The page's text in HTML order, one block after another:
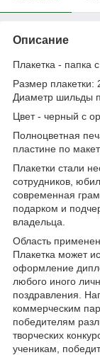
Описание
Плакетка - папка
Размер плакетки:
Диаметр шильды
Цвет - черный с
Полноцветная
пластине по
Плакетки стали
сотрудников,
современная
подарком и
владельца.
Область
Плакетка может
оформление
любого иного
поздравления.
коммерческим
победителям
творческих
ученикам,